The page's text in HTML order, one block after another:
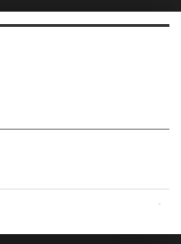
5
북5
5
북5